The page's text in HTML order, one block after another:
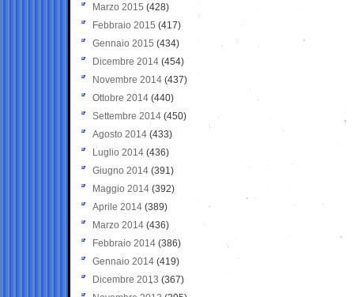
Marzo 2015 (428)
Febbraio 2015 (417)
Gennaio 2015 (434)
Dicembre 2014 (454)
Novembre 2014 (437)
Ottobre 2014 (440)
Settembre 2014 (450)
Agosto 2014 (433)
Luglio 2014 (436)
Giugno 2014 (391)
Maggio 2014 (392)
Aprile 2014 (389)
Marzo 2014 (436)
Febbraio 2014 (386)
Gennaio 2014 (419)
Dicembre 2013 (367)